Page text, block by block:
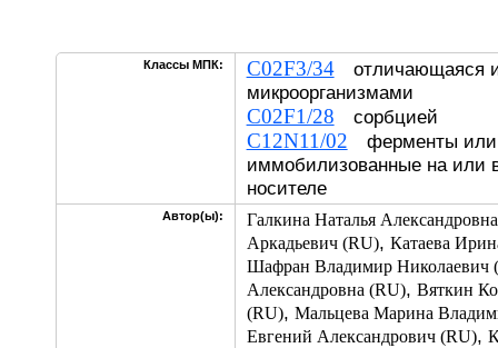
Классы МПК: C02F3/34отличающаяся
микроорганизмами
C02F1/28 сорбцией
C12N11/02 ферменты или
иммобилизованные на или
носителе
Автор(ы):
Галкина Наталья
Аркадьевич (RU), Катаева
Шафран Владимир Николаевич
Александровна (RU), Вяткин
(RU), Мальцева Марина
Евгений Александрович (RU),